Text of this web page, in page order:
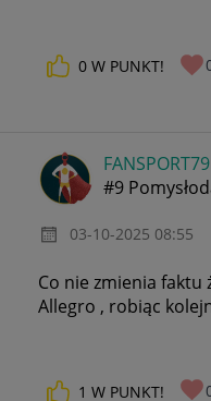
0 W PUNKT!
FANSPORT79
#9
‎03-10-2025 08:55
Co nie zmienia faktu
Allegro , robiąc
1 W PUNKT!